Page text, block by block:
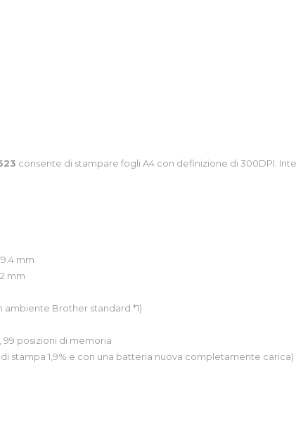
consente di stampare fogli A4 con definizione di 300DPI.
mm
mm
ambiente Brother standard *1)
99 posizioni di memoria
stampa 1,9% e con una batteria nuova completamente